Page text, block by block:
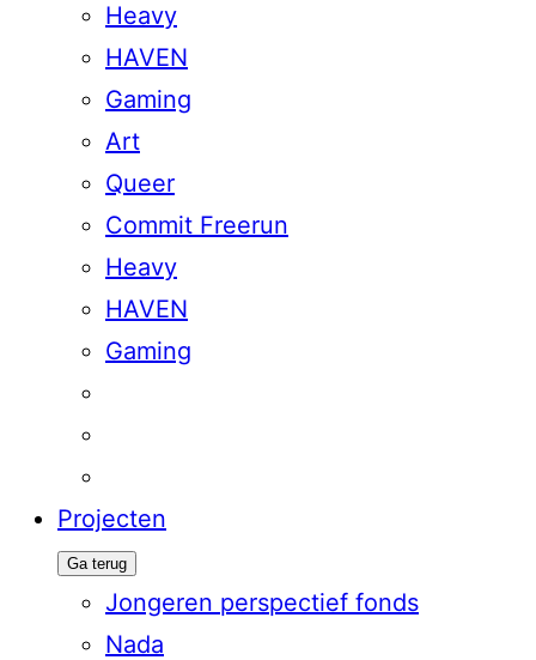
Heavy
HAVEN
Gaming
Art
Queer
Commit Freerun
Heavy
HAVEN
Gaming
Projecten
Ga terug
Jongeren perspectief fonds
Nada